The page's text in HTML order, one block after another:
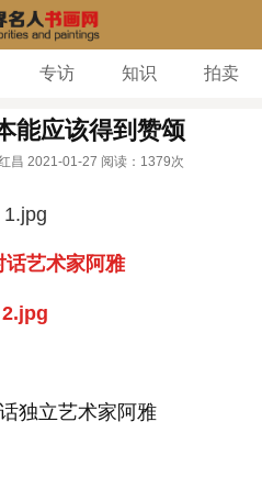
专访 知识 拍卖
能应该得到赞颂
昌 2021-01-27 阅读： 1379次
话艺术家阿雅
独立艺术家阿雅